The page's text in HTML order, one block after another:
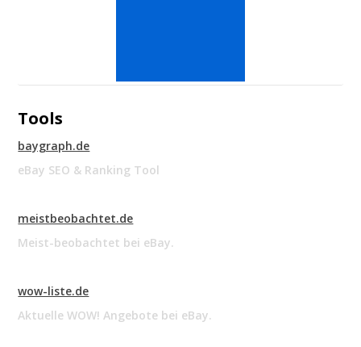
Tools
baygraph.de
eBay SEO & Ranking Tool
meistbeobachtet.de
Meist-beobachtet bei eBay.
wow-liste.de
Aktuelle WOW! Angebote bei eBay.